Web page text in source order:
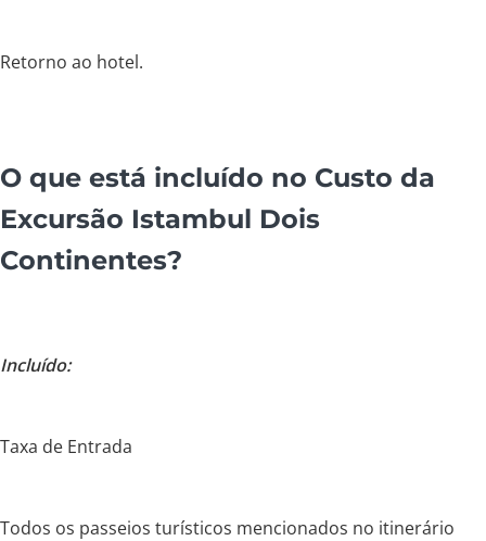
Retorno ao hotel.
O que está incluído no Custo da
Excursão Istambul Dois
Continentes?
Incluído:
Taxa de Entrada
Todos os passeios turísticos mencionados no itinerário